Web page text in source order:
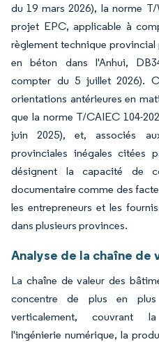
du 19 mars 2026), la norme
projet EPC, applicable à
règlement technique
en béton dans l'Anhui,
compter du 5 juillet 2026).
orientations antérieures en
que la norme T/CAIEC 104-
juin 2025), et, associés
provinciales inégales citées
désignent la capacité de
documentaire comme des
les entrepreneurs et les
dans plusieurs provinces.
Analyse de la chaîne de
La chaîne de valeur des
concentre de plus en
verticalement, couvrant
l'ingénierie numérique, la